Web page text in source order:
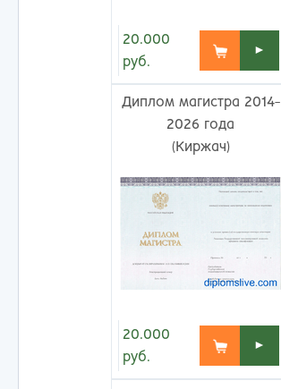
20.000
руб.
►
Диплом магистра 2014-
2026 года
(Киржач)
20.000
руб.
►